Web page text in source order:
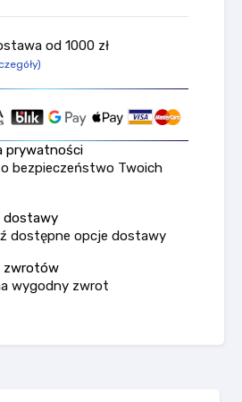
od 1000 zł
prywatności
bezpieczeństwo Twoich
dostawy
dostępne opcje dostawy
zwrotów
wygodny zwrot